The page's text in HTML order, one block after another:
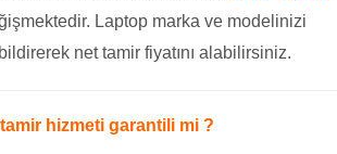
Laptop marka ve modelinizi
net tamir fiyatını alabilirsiniz.
hizmeti garantili mi ?